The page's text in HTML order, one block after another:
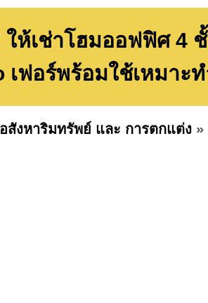
ให้เช่าโฮมออฟฟิศ 4
เฟอร์พร้อมใช้เหมาะ
สังหาริมทรัพย์ และ การตกแต่ง »